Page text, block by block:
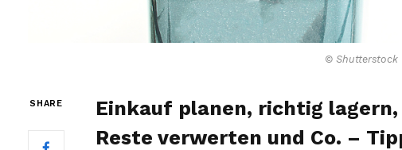
© Shutterstock
SHARE
Einkauf planen, richtig
Reste verwerten und Co. –